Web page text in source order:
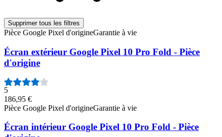
Supprimer tous les filtres
Pièce Google Pixel d'origineGarantie à vie
Écran extérieur Google Pixel 10 Pro Fold - Pièce
d'origine
5
186,95 €
Pièce Google Pixel d'origineGarantie à vie
Écran intérieur Google Pixel 10 Pro Fold - Pièce